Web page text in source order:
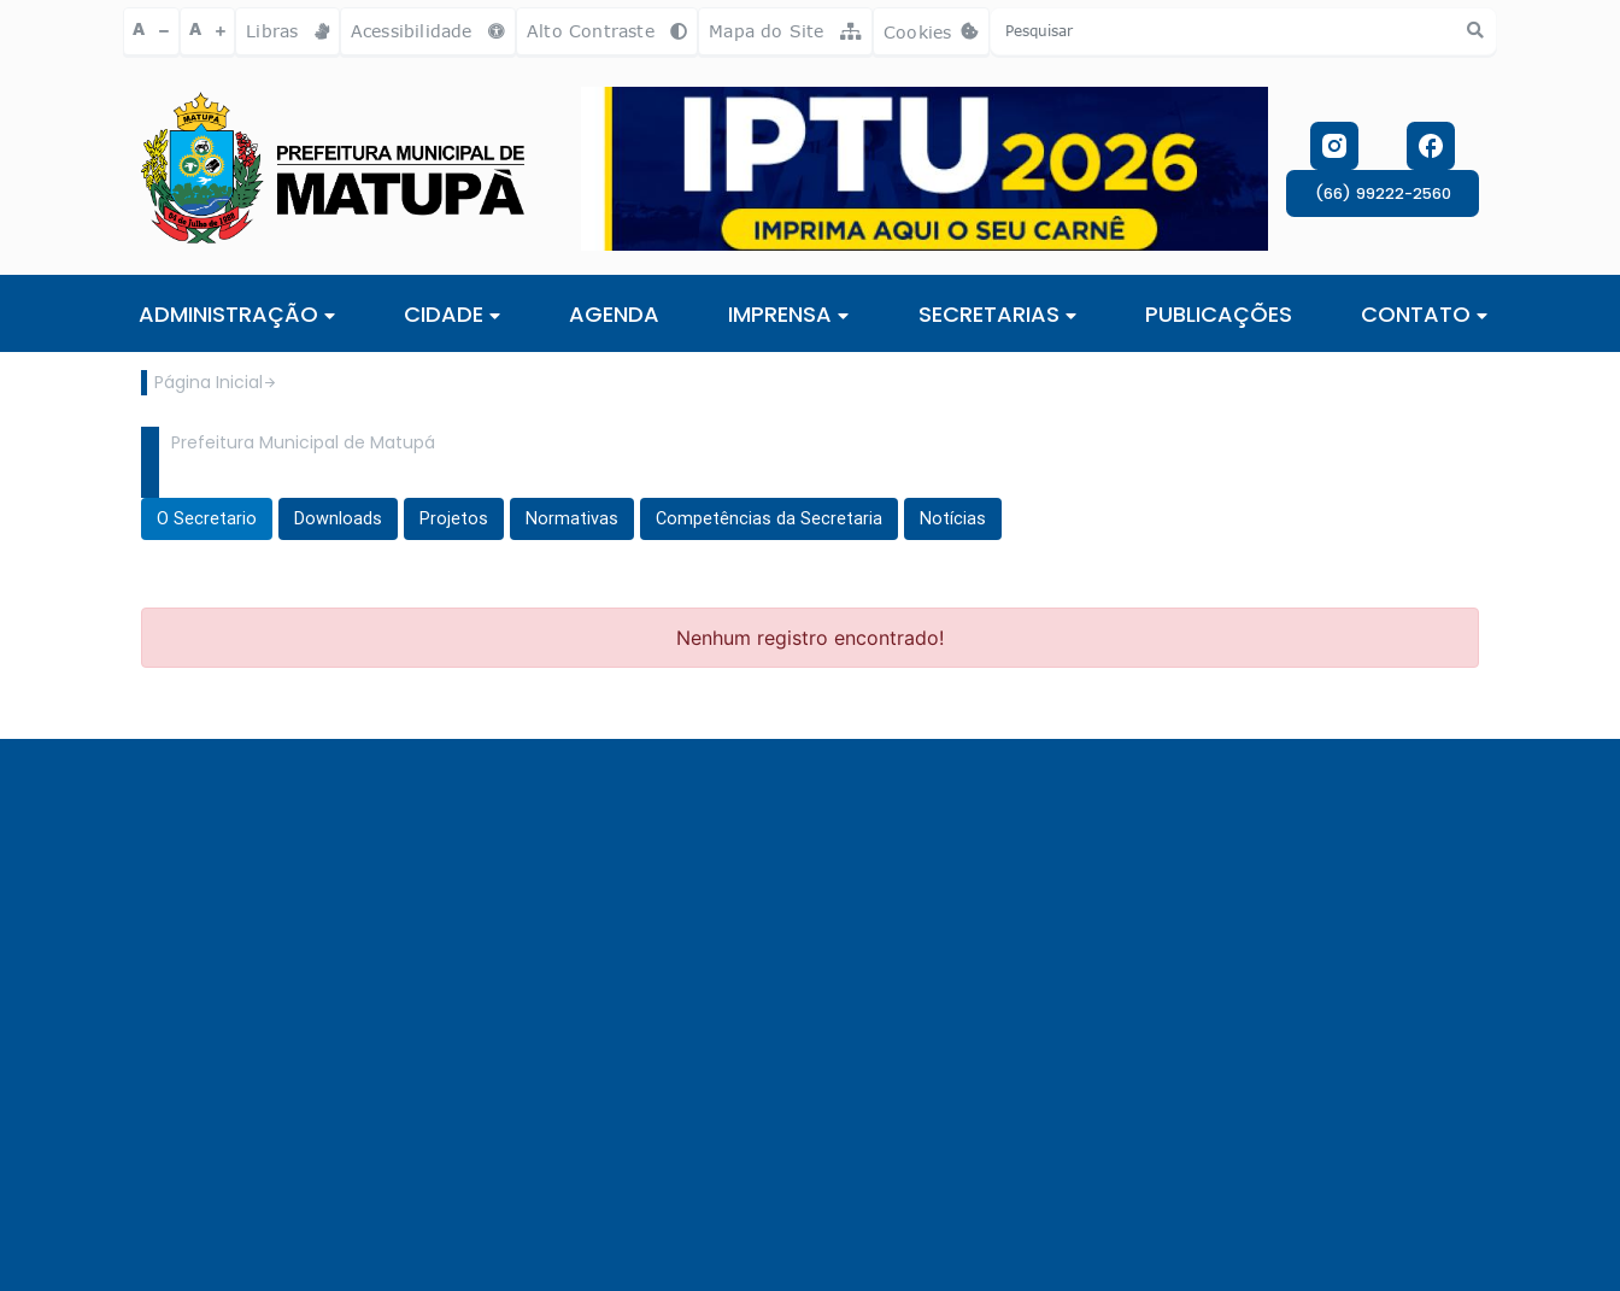
Ir para o conteúdo [alt+1] Ir para o menu [alt+2] Ir para a busca [alt+3] Ir para o rodapé [alt+4]
A A Libras Acessibilidade Alto Contraste Mapa do Site Cookies
Abrir preferências de cookies
(66) 99222-2560
ADMINISTRAÇÃO CIDADE AGENDA IMPRENSA SECRETARIAS PUBLICAÇÕES CONTATO
Página Inicial
Prefeitura Municipal de Matupá
O Secretario Downloads Projetos Normativas Competências da Secretaria Notícias
Nenhum registro encontrado!